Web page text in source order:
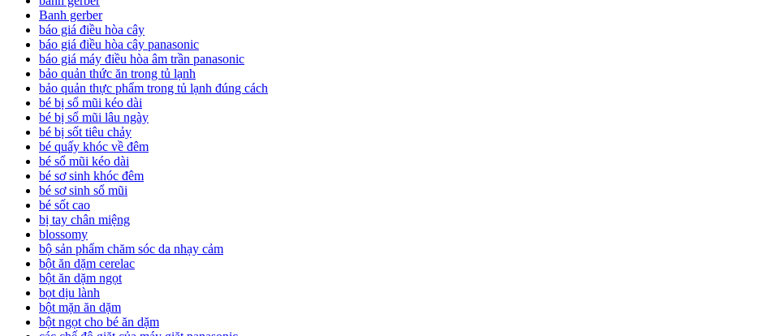
Banh gerber
báo giá điều hòa cây
báo giá điều hòa cây panasonic
báo giá máy điều hòa âm trần panasonic
bảo quản thức ăn trong tủ lạnh
bảo quản thực phẩm trong tủ lạnh đúng cách
bé bị sổ mũi kéo dài
bé bị sổ mũi lâu ngày
bé bị sốt tiêu chảy
bé quấy khóc về đêm
bé sổ mũi kéo dài
bé sơ sinh khóc đêm
bé sơ sinh sổ mũi
bé sốt cao
bị tay chân miệng
blossomy
bộ sản phẩm chăm sóc da nhạy cảm
bột ăn dặm cerelac
bột ăn dặm ngọt
bọt dịu lành
bột mặn ăn dặm
bột ngọt cho bé ăn dặm